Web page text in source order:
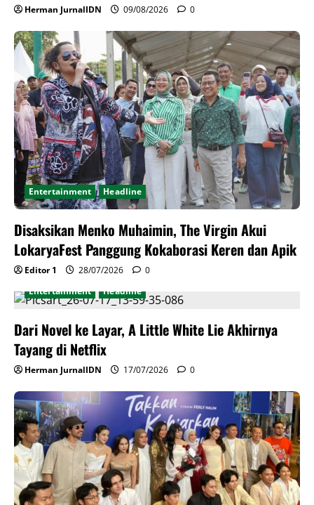
Herman JurnalIDN 09/08/2026 0
Entertainment Headline
Disaksikan Menko Muhaimin, The Virgin Akui
LokaryaFest Panggung Kokaborasi Keren dan Apik
Editor 1 28/07/2026
0
Entertainment
Headline
Dari Novel ke Layar, A Little White Lie Akhirnya
Tayang di Netflix
Herman JurnalIDN 17/07/2026 0